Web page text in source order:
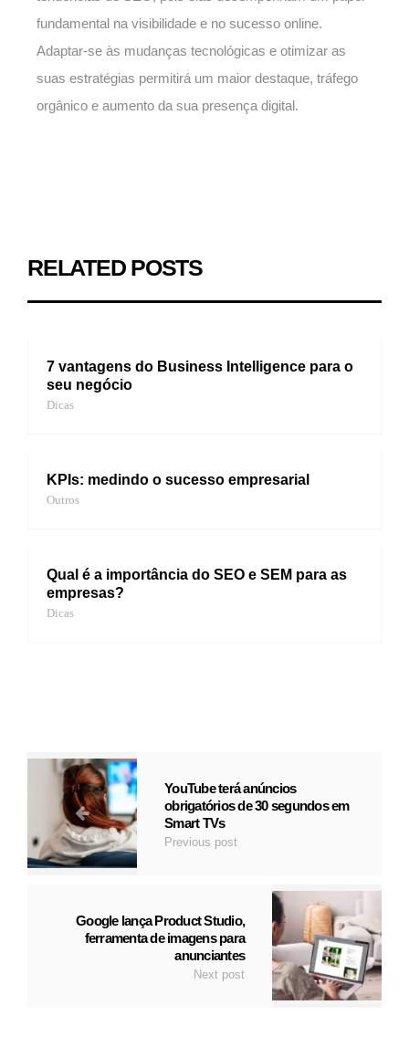
fundamental na visibilidade e no sucesso online.
Adaptar-se às mudanças tecnológicas e otimizar as
suas estratégias permitirá um maior destaque, tráfego
orgânico e aumento da sua presença digital.
RELATED POSTS
7 vantagens do Business Intelligence para o
seu negócio
Dicas
KPIs: medindo o sucesso empresarial
Outros
Qual é a importância do SEO e SEM para as
empresas?
Dicas
YouTube terá anúncios
obrigatórios de 30 segundos em
Smart TVs
Previous post
Google lança Product Studio,
ferramenta de imagens para
anunciantes
Next post